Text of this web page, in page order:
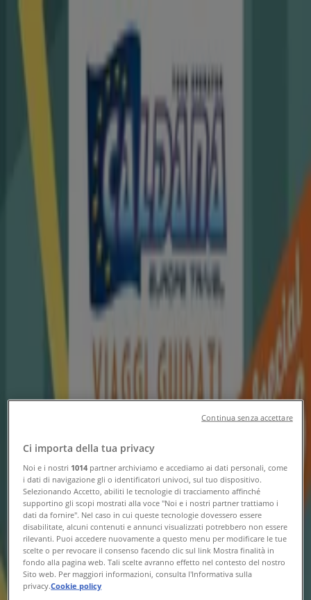
Iper e super DiscountElettronica
Bricolage Arredamento Motori
Infanzia e giochi
Viaggi Ristoranti Servizi
Sinferie - Offerte, Volantini e
Cataloghi
Segui per ricevere le offerte
Altri negozi Viaggi nella tua città
Sguardo veloce a Sinferie in offerta
Cataloghi con offerte su Sinferie:2
Categoria:Viaggi
Offerta più recente:10/02/2026
Ci importa della tua privacy
Noi e i nostri 1014 partner archiviamo e accediamo ai dati personali, come
i dati di navigazione gli o identificatori univoci, sul tuo dispositivo.
Selezionando Accetto, abiliti le tecnologie di tracciamento affinché
supportino gli scopi mostrati alla voce "Noi e i nostri partner trattiamo i
dati da fornire". Nel caso in cui queste tecnologie dovessero essere
disabilitate, alcuni contenuti e annunci visualizzati potrebbero non essere
rilevanti. Puoi accedere nuovamente a questo menu per modificare le tue
scelte o per revocare il consenso facendo clic sul link Mostra finalità in
fondo alla pagina web. Tali scelte avranno effetto nel contesto del nostro
Sito web. Per maggiori informazioni, consulta l'Informativa sulla
privacy.Cookie policy
Continua senza accettare